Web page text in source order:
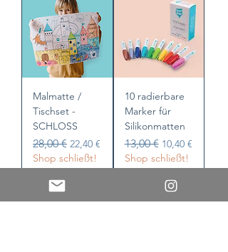
Malmatte /
Tischset -
SCHLOSS
Standardpreis
28,00 € Sale-Preis
22,40 €
Shop schließt!
Kaufen
10 radierbare
Marker für
Silikonmatten
Standardpreis
13,00 € Sale-Preis
10,40 €
Shop schließt!
Kaufen